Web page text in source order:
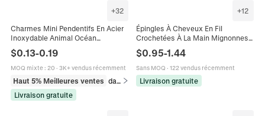
+32
Charmes Mini Pendentifs En Acier
Inoxydable Animal Océan
Hippocampe Coquille Baleine
Dauphin Lapin Cerise Accessoires
Fabrication Bijoux
$0.13-0.19
MOQ mixte: 20 · 3K+ vendus récemment
Haut 5% Meilleures ventes
dans Breloques
Livraison gratuite
+12
Épingles À Cheveux En Fil
Crochetées À La Main Mignonnes
Fleur Cerise Lapin BB Pour Filles
Enfants Style Pastoral
$0.95-1.44
Sans MOQ · 122 vendus récemment
Livraison gratuite